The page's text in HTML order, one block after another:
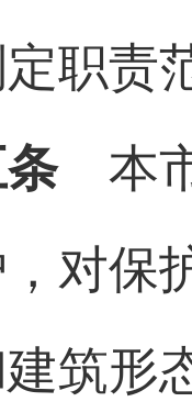
职责
本市
对保
筑形